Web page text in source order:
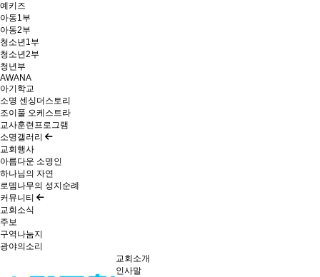
예키즈
아동1부
아동2부
청소년1부
청소년2부
청년부
AWANA
아기학교
소명 센싱더스토리
조이풀 오케스트라
교사훈련프로그램
소명갤러리
교회행사
아름다운 소명인
하나님의 자연
로뎀나무의 성지순례
커뮤니티
교회소식
주보
구역나눔지
광야의소리
교회소개
인사말